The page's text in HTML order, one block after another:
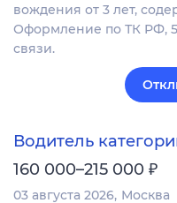
вождения от 3 лет,
Оформление по ТК РФ,
связи.
Водитель
160 000–215 000 ₽
03 августа 2026 Москва